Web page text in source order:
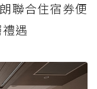
聯合住宿券便
遇